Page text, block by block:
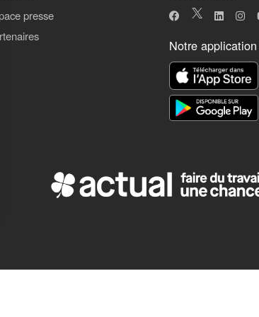
confidentialité, en garantissant la conformité avec
presse
Notre